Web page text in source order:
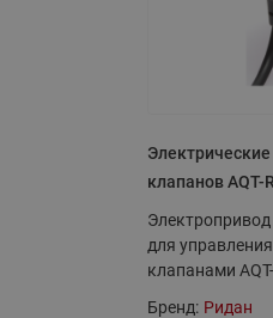
клапанов AQT-
Электропривод
для
клапанами
Бренд: Ридан